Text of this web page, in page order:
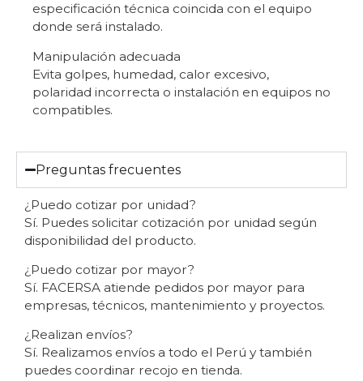
especificación técnica coincida con el equipo
donde será instalado.
Manipulación adecuada
Evita golpes, humedad, calor excesivo,
polaridad incorrecta o instalación en equipos no
compatibles.
Preguntas frecuentes
¿Puedo cotizar por unidad?
Sí. Puedes solicitar cotización por unidad según
disponibilidad del producto.
¿Puedo cotizar por mayor?
Sí. FACERSA atiende pedidos por mayor para
empresas, técnicos, mantenimiento y proyectos.
¿Realizan envíos?
Sí. Realizamos envíos a todo el Perú y también
puedes coordinar recojo en tienda.